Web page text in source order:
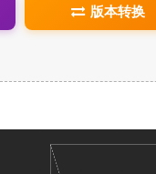
版本转换